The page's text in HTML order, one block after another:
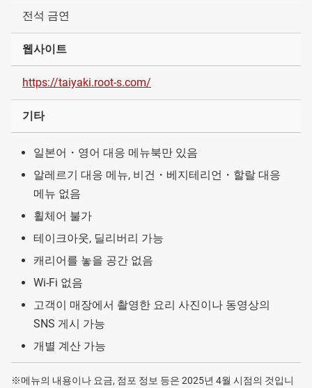
전석 금연
웹사이트
https://taiyaki.root-s.com/
기타
일본어・영어 대응 메뉴북만 있음
알레르기 대응 메뉴, 비건・베지테리언・할랄 대응
메뉴 없음
휠체어 불가
테이크아웃, 딜리버리 가능
캐리어를 놓을 공간 없음
Wi-Fi 없음
고객이 매장에서 촬영한 요리 사진이나 동영상의
SNS 게시 가능
개별 계산 가능
※메뉴의 내용이나 요금, 점포 정보 등은 2025년 4월 시점의 것입니